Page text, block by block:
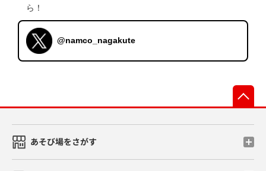
ら！
@namco_nagakute
あそび場をさがす